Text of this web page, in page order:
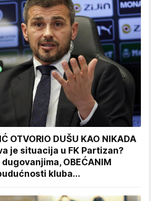
OTVORIO DUŠU KAO NIKADA
je situacija u FK Partizan?
OBEĆANIM
kluba...